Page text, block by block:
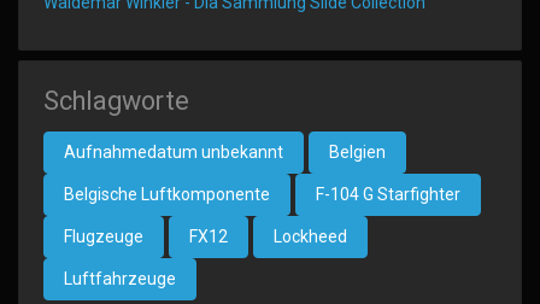
Schlagworte
Aufnahmedatum unbekannt Belgien
Belgische Luftkomponente F-104 G Starfighter
Flugzeuge FX12 Lockheed
Luftfahrzeuge